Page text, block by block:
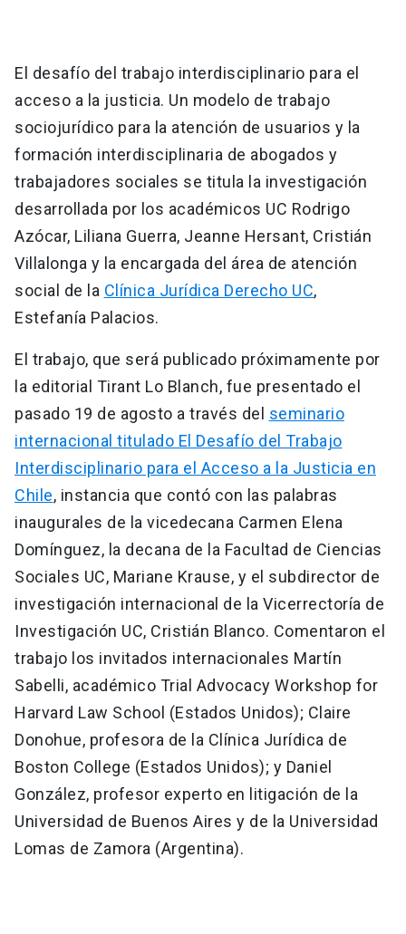
El desafío del trabajo interdisciplinario para el
acceso a la justicia. Un modelo de trabajo
sociojurídico para la atención de usuarios y la
formación interdisciplinaria de abogados y
trabajadores sociales se titula la investigación
desarrollada por los académicos UC Rodrigo
Azócar, Liliana Guerra, Jeanne Hersant, Cristián
Villalonga y la encargada del área de atención
social de la Clínica Jurídica Derecho UC,
Estefanía Palacios.
El trabajo, que será publicado próximamente por
la editorial Tirant Lo Blanch, fue presentado el
pasado 19 de agosto a través del seminario
internacional titulado El Desafío del Trabajo
Interdisciplinario para el Acceso a la Justicia en
Chile, instancia que contó con las palabras
inaugurales de la vicedecana Carmen Elena
Domínguez, la decana de la Facultad de Ciencias
Sociales UC, Mariane Krause, y el subdirector de
investigación internacional de la Vicerrectoría de
Investigación UC, Cristián Blanco. Comentaron el
trabajo los invitados internacionales Martín
Sabelli, académico Trial Advocacy Workshop for
Harvard Law School (Estados Unidos); Claire
Donohue, profesora de la Clínica Jurídica de
Boston College (Estados Unidos); y Daniel
González, profesor experto en litigación de la
Universidad de Buenos Aires y de la Universidad
Lomas de Zamora (Argentina).